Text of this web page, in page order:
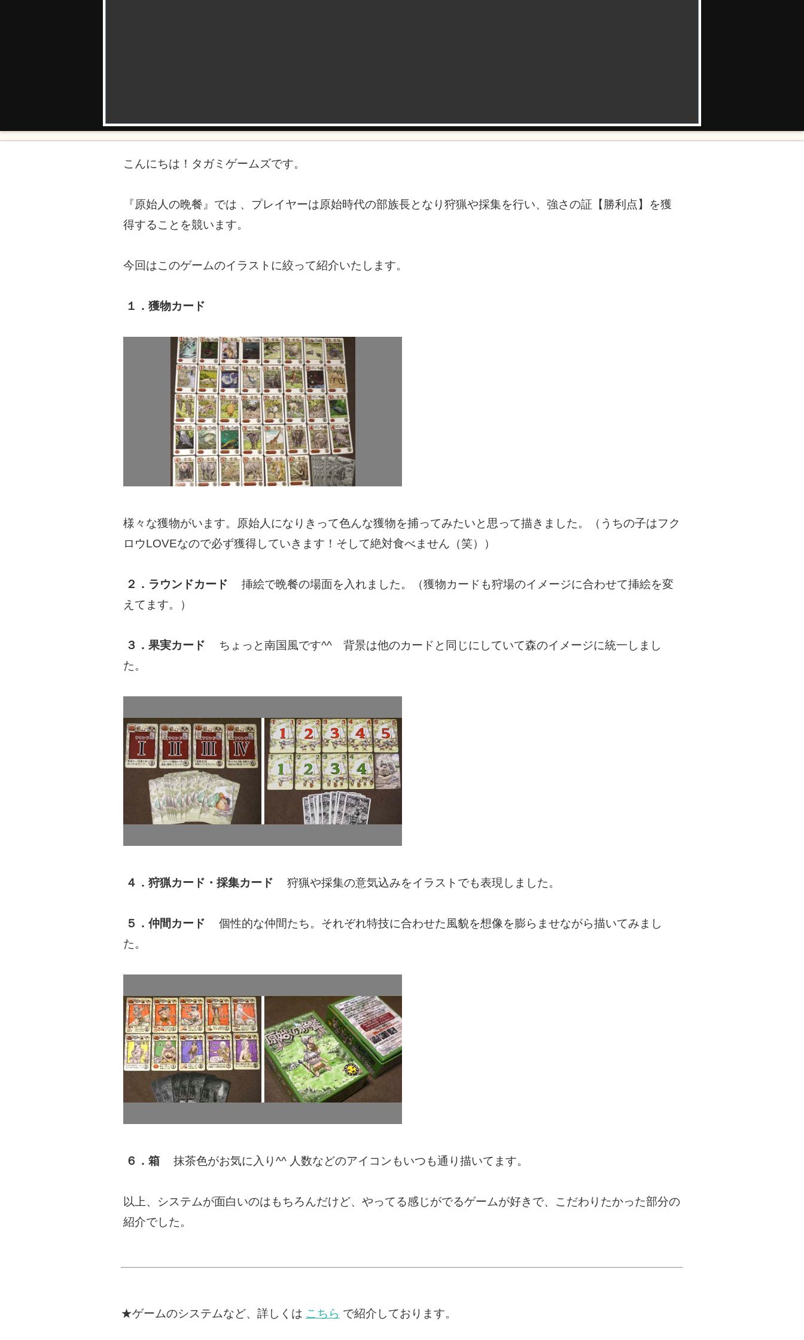
こんにちは！タガミゲームズです。
『原始人の晩餐』では 、プレイヤーは原始時代の部族長となり狩猟や採集を行い、強さの証【勝利点】を獲
得することを競います。
今回はこのゲームのイラストに絞って紹介いたします。
１．獲物カード
様々な獲物がいます。原始人になりきって色んな獲物を捕ってみたいと思って描きました。（うちの子はフク
ロウLOVEなので必ず獲得していきます！そして絶対食べません（笑））
２．ラウンドカード
挿絵で晩餐の場面を入れました。（獲物カードも狩場のイメージに合わせて挿絵を変
えてます。）
３．果実カード
ちょっと南国風です^^ 背景は他のカードと同じにしていて森のイメージに統一しまし
た。
４．狩猟カード・採集カード 狩猟や採集の意気込みをイラストでも表現しました。
５．仲間カード
個性的な仲間たち。それぞれ特技に合わせた風貌を想像を膨らませながら描いてみまし
た。
６．箱 抹茶色がお気に入り^^ 人数などのアイコンもいつも通り描いてます。
以上、システムが面白いのはもちろんだけど、やってる感じがでるゲームが好きで、こだわりたかった部分の
紹介でした。
★ゲームのシステムなど、詳しくは こちら で紹介しております。